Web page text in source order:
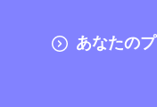
あなたの